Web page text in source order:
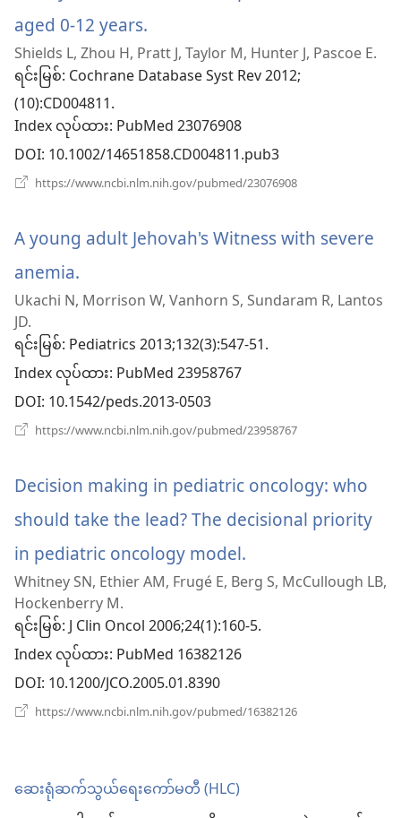
aged 0-12 years.
အသစ်
င့်
နေ
ပါ
တယ်)
Shields L, Zhou H, Pratt J, Taylor M, Hunter J, Pascoe E.
ရင်းမြစ်‎: Cochrane Database Syst Rev 2012;
(10):CD004811.
Index လုပ်ထား‎: PubMed 23076908
DOI‎: 10.1002/14651858.CD004811.pub3
https://www.ncbi.nlm.nih.gov/pubmed/23076908
င့်
နေ
A young adult Jehovah's Witness with severe
anemia.
အသစ်
ဖွ
င့်
နေ
ပါ
တယ်)
Ukachi N, Morrison W, Vanhorn S, Sundaram R, Lantos
JD.
ရင်းမြစ်‎: Pediatrics 2013;132(3):547-51.
Index လုပ်ထား‎: PubMed 23958767
DOI‎: 10.1542/peds.2013-0503
https://www.ncbi.nlm.nih.gov/pubmed/23958767
နေ
ပါ
တယ်)
Decision making in pediatric oncology: who
should take the lead? The decisional priority
in pediatric oncology model.
အသစ်
ဖွ
ပါ
Whitney SN, Ethier AM, Frugé E, Berg S, McCullough LB,
Hockenberry M.
ရင်းမြစ်‎: J Clin Oncol 2006;24(1):160-5.
Index လုပ်ထား‎: PubMed 16382126
DOI‎: 10.1200/JCO.2005.01.8390
https://www.ncbi.nlm.nih.gov/pubmed/16382126
ဆေးရုံဆက်သွယ်ရေးကော်မတီ (HLC)